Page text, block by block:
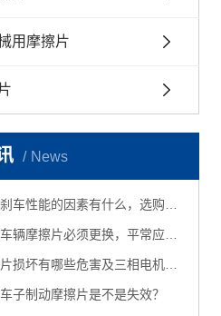
用摩擦片
News
的因素有什么，选购摩擦片时必须考虑到哪些？
摩擦片必须更换，平常应当怎样保养？
有哪些危害及三相电机刹车方法及接线方法共享
子制动摩擦片是不是失效？